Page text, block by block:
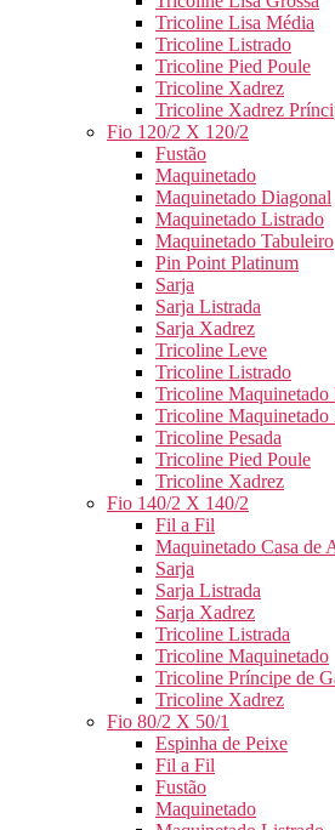
Tricoline Lisa Média
Tricoline Listrado
Tricoline Pied Poule
Tricoline Xadrez
Tricoline Xadrez
Fio 120/2 X 120/2
Fustão
Maquinetado
Maquinetado Diagonal
Maquinetado Listrado
Maquinetado Tabuleiro
Pin Point Platinum
Sarja
Sarja Listrada
Sarja Xadrez
Tricoline Leve
Tricoline Listrado
Tricoline Maquinetado
Tricoline Maquinetado
Tricoline Pesada
Tricoline Pied Poule
Tricoline Xadrez
Fio 140/2 X 140/2
Fil a Fil
Maquinetado Casa de
Sarja
Sarja Listrada
Sarja Xadrez
Tricoline Listrada
Tricoline Maquinetado
Tricoline Príncipe de
Tricoline Xadrez
Fio 80/2 X 50/1
Espinha de Peixe
Fil a Fil
Fustão
Maquinetado